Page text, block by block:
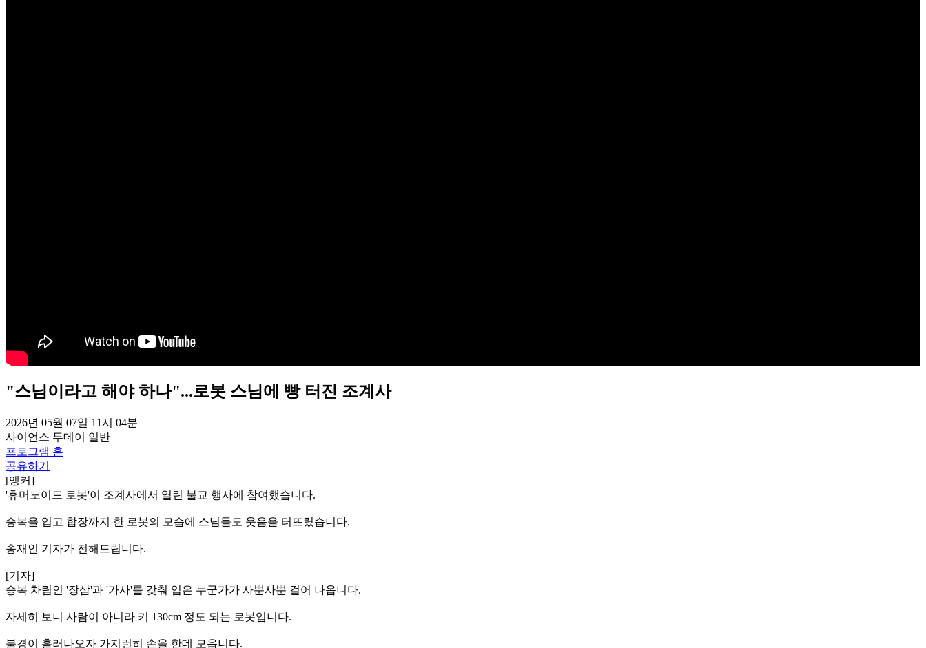
"스님이라고 해야 하나"...로봇 스님에 빵 터진 조계사
2026년 05월 07일 11시 04분
사이언스 투데이
일반
프로그램 홈
공유하기
[앵커]
'휴머노이드 로봇'이 조계사에서 열린 불교 행사에 참여했습니다.
승복을 입고 합장까지 한 로봇의 모습에 스님들도 웃음을 터뜨렸습니다.
송재인 기자가 전해드립니다.
[기자]
승복 차림인 '장삼'과 '가사'를 갖춰 입은 누군가가 사뿐사뿐 걸어 나옵니다.
자세히 보니 사람이 아니라 키 130cm 정도 되는 로봇입니다.
불경이 흘러나오자 가지런히 손을 한데 모읍니다.